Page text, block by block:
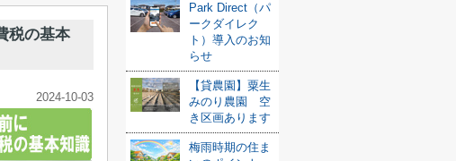
税の基本
2024-10-03
Park Direct（パ
ークダイレク
ト）導入のお知
らせ
【貸農園】粟生
みのり農園 空
き区画あります
梅雨時期の住ま